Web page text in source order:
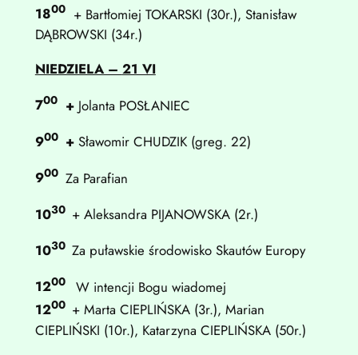
1800 + Bartłomiej TOKARSKI (30r.), Stanisław
DĄBROWSKI (34r.)
NIEDZIELA – 21 VI
700 +Jolanta POSŁANIEC
900 +Sławomir CHUDZIK (greg. 22)
900 Za Parafian
1030 + Aleksandra PIJANOWSKA (2r.)
1030 Za puławskie środowisko Skautów Europy
1200
W intencji Bogu wiadomej
1200 + Marta CIEPLIŃSKA (3r.), Marian
CIEPLIŃSKI (10r.), Katarzyna CIEPLIŃSKA (50r.)